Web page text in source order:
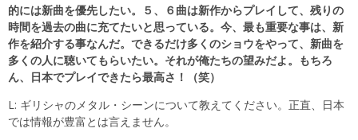
的には新曲を優先したい。５、６曲は新作からプレイして、残りの
時間を過去の曲に充てたいと思っている。今、最も重要な事は、新
作を紹介する事なんだ。できるだけ多くのショウをやって、新曲を
多くの人に聴いてもらいたい。それが俺たちの望みだよ。もちろ
ん、日本でプレイできたら最高さ！（笑）
L: ギリシャのメタル・シーンについて教えてください。正直、日本
では情報が豊富とは言えません。